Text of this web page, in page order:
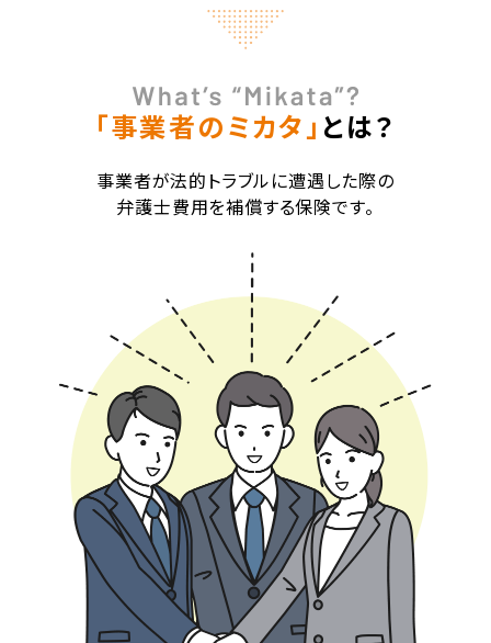
「事業者のミカタ」 とは？
事業者が法的トラブルに遭遇した際の
弁護士費用を補償する保険です。